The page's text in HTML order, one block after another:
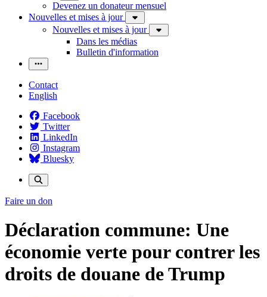
Devenez un donateur mensuel
Nouvelles et mises à jour
Nouvelles et mises à jour
Dans les médias
Bulletin d'information
Contact
English
Facebook
Twitter
LinkedIn
Instagram
Bluesky
Faire un don
Déclaration commune: Une
économie verte pour contrer les
droits de douane de Trump